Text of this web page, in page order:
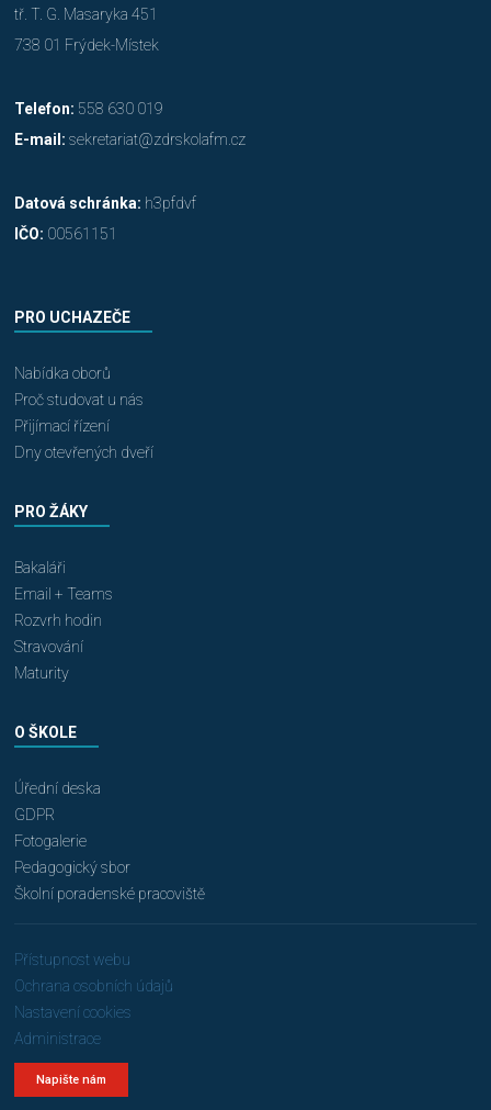
tř. T. G. Masaryka 451
738 01 Frýdek-Místek
Telefon: 558 630 019
E-mail: sekretariat@zdrskolafm.cz
Datová schránka: h3pfdvf
IČO: 00561151
PRO UCHAZEČE
Nabídka oborů
Proč studovat u nás
Přijímací řízení
Dny otevřených dveří
PRO ŽÁKY
Bakaláři
Email + Teams
Rozvrh hodin
Stravování
Maturity
O ŠKOLE
Úřední deska
GDPR
Fotogalerie
Pedagogický sbor
Školní poradenské pracoviště
Přístupnost webu
Ochrana osobních údajů
Nastavení cookies
Administrace
Napište nám